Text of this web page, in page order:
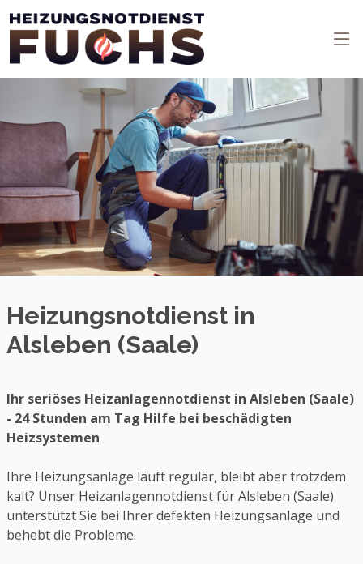
Heizungsnotdienst in
Alsleben (Saale)
Ihr seriöses Heizanlagennotdienst in Alsleben (Saale)
- 24 Stunden am Tag Hilfe bei beschädigten
Heizsystemen
Ihre Heizungsanlage läuft regulär, bleibt aber trotzdem
kalt? Unser Heizanlagennotdienst für Alsleben (Saale)
unterstützt Sie bei Ihrer defekten Heizungsanlage und
behebt die Probleme.